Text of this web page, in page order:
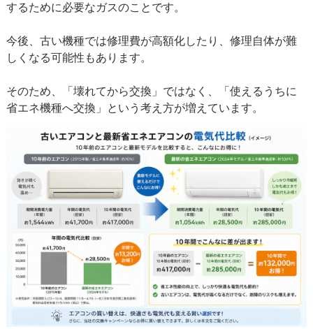
するために必要なガスのことです。
今後、古い機種では修理費が高額化したり、修理自体が難
しくなる可能性もあります。
そのため、「壊れてから交換」ではなく、「使えるうちに
省エネ機種へ交換」という考え方が増えています。